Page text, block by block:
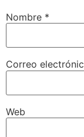
Nombre *
Correo
Web